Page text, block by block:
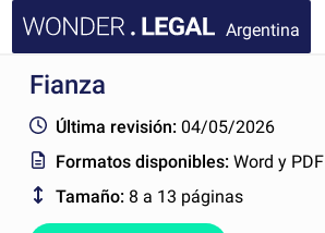
Argentina
INICIO
DOCUMENTOS
FAQ
Fianza
Última revisión: 04/05/2026
Formatos disponibles:Word y PDF
Tamaño: 8 a 13 páginas